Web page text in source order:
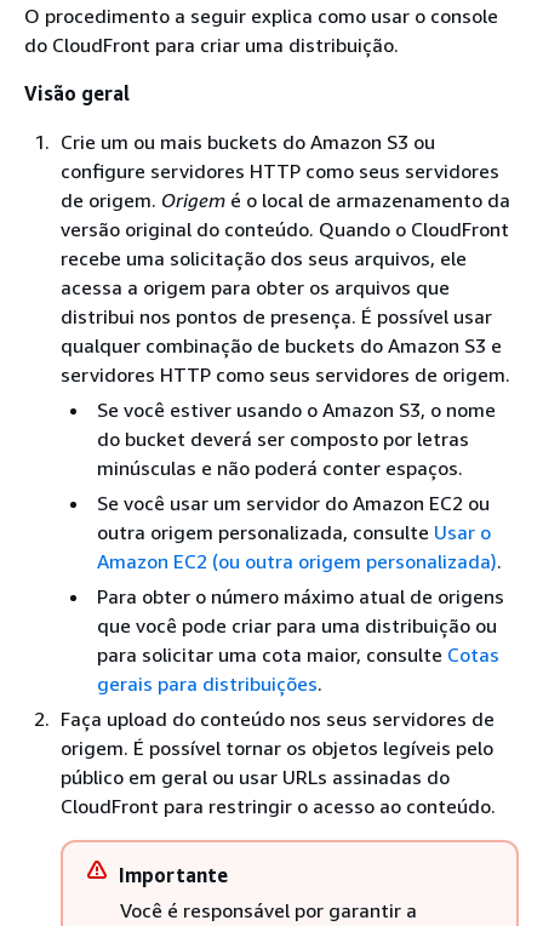
O procedimento a seguir explica como usar o console
do CloudFront para criar uma distribuição.
Visão geral
Crie um ou mais buckets do Amazon S3 ou
configure servidores HTTP como seus servidores
de origem. Origem é o local de armazenamento da
versão original do conteúdo. Quando o CloudFront
recebe uma solicitação dos seus arquivos, ele
acessa a origem para obter os arquivos que
distribui nos pontos de presença. É possível usar
qualquer combinação de buckets do Amazon S3 e
servidores HTTP como seus servidores de origem.
Se você estiver usando o Amazon S3, o nome
do bucket deverá ser composto por letras
minúsculas e não poderá conter espaços.
Se você usar um servidor do Amazon EC2 ou
outra origem personalizada, consulte Usar o
Amazon EC2 (ou outra origem personalizada).
Para obter o número máximo atual de origens
que você pode criar para uma distribuição ou
para solicitar uma cota maior, consulte Cotas
gerais para distribuições.
Faça upload do conteúdo nos seus servidores de
origem. É possível tornar os objetos legíveis pelo
público em geral ou usar URLs assinadas do
CloudFront para restringir o acesso ao conteúdo.
Importante
Você é responsável por garantir a